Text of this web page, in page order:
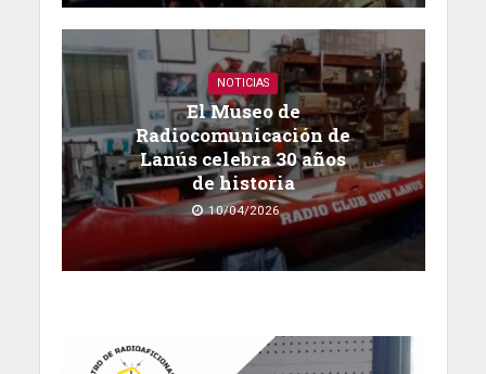
NOTICIAS
El Museo de
Radiocomunicación de
Lanús celebra 30 años
de historia
10/04/2026